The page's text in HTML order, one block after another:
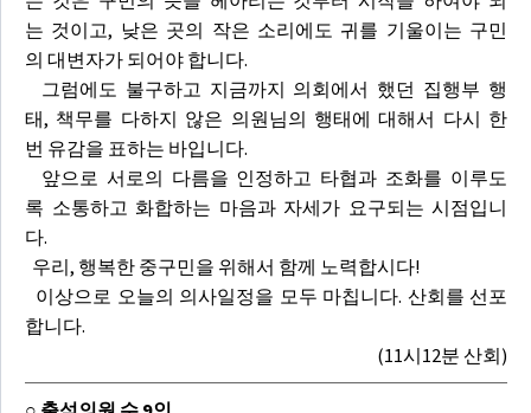
는 것이고, 낮은 곳의 작은 소리에도 귀를 기울이는 구민
의 대변자가 되어야 합니다.
그럼에도 불구하고 지금까지 의회에서 했던 집행부 행
태, 책무를 다하지 않은 의원님의 행태에 대해서 다시 한
번 유감을 표하는 바입니다.
앞으로 서로의 다름을 인정하고 타협과 조화를 이루도
록 소통하고 화합하는 마음과 자세가 요구되는 시점입니
다.
우리, 행복한 중구민을 위해서 함께 노력합시다!
이상으로 오늘의 의사일정을 모두 마칩니다. 산회를 선포
합니다.
(11시12분 산회)